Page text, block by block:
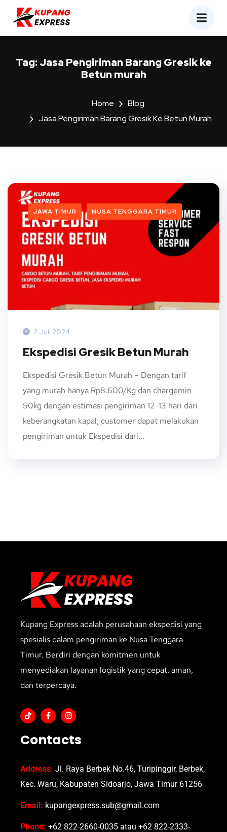
Tag:Jasa Pengiriman Barang Gresik ke
Betun murah
Home
Blog
Jasa Pengiriman Barang Gresik Ke Betun Murah
JAWA TIMUR NUSA TENGGARA TIMUR
2 Juli 2024
Ekspedisi Gresik Betun Murah
Ekspedisi Gresik Betun Murah – Dengan tarif
yang murah hanya Rp8.600/Kg dan chargemin
50kg dengan estimasi pengiriman 12-13 hari dari
keberangkatan kapal, customer dapat melakukan
pengiriman untuk Ekspedisi dari...
Kupang Express adalah perusahaan ekspedisi yang
spesialis dalam pengiriman ke Nusa Tenggara
Timur. Berdiri dengan komitmen untuk
menyediakan layanan logistik yang cepat, aman,
dan terpercaya.
Contacts
Address: Jl. Raya Berbek No.46, Turipinggir, Berbek,
Kec. Waru, Kabupaten Sidoarjo, Jawa Timur 61256
Email: kupangexpress.sub@gmail.com
Phone: +62 822-2660-0035 atau +62 822-2333-